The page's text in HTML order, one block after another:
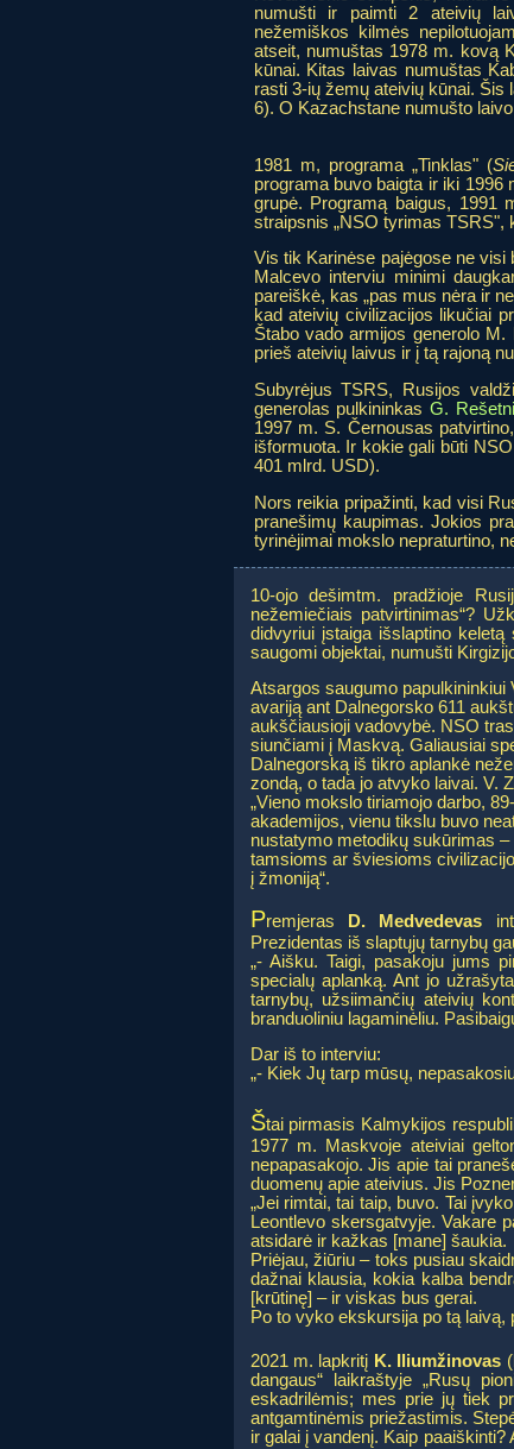
numušti ir paimti 2 ateivių
nežemiškos kilmės
atseit, numuštas 1978 m. kovą
kūnai. Kitas laivas numuštas
rasti 3-ių žemų ateivių kūnai. Šis
6). O Kazachstane numušto
1981 m, programa „Tinklas" (
programa buvo baigta ir iki
grupė. Programą baigus, 1991
straipsnis „NSO tyrimas TSRS",
Vis tik Karinėse pajėgose ne visi
Malcevo interviu minimi
pareiškė, kas „pas mus nėra ir
kad ateivių civilizacijos likučiai
Štabo vado armijos generolo
prieš ateivių laivus ir į tą rajoną
Subyrėjus TSRS, Rusijos
generolas pulkininkasG.
1997 m. S. Černousas
išformuota. Ir kokie gali būti
401 mlrd. USD).
Nors reikia pripažinti, kad visi
pranešimų kaupimas. Jokios
tyrinėjimai mokslo nepraturtino,
10-ojo dešimtm. pradžioje
nežemiečiais patvirtinimas“?
didvyriui įstaiga išslaptino
saugomi objektai, numušti
Atsargos saugumo
avariją ant Dalnegorsko 611
aukščiausioji vadovybė. NSO
siunčiami į Maskvą. Galiausiai
Dalnegorską iš tikro aplankė
zondą, o tada jo atvyko laivai. V.
„Vieno mokslo tiriamojo darbo,
akademijos, vienu tikslu buvo
nustatymo metodikų sukūrimas
tamsioms ar šviesioms
į žmoniją“.
Premjeras D. Medvedevas
Prezidentas iš slaptųjų tarnybų
„- Aišku. Taigi, pasakoju jums
specialų aplanką. Ant jo
tarnybų, užsiimančių ateivių
branduoliniu lagaminėliu.
Dar iš to interviu:
„- Kiek Jų tarp mūsų,
Štai pirmasis Kalmykijos
1977 m. Maskvoje ateiviai
nepapasakojo. Jis apie tai
duomenų apie ateivius. Jis
„Jei rimtai, tai taip, buvo. Tai
Leontlevo skersgatvyje. Vakare
atsidarė ir kažkas [mane] šaukia.
Priėjau, žiūriu – toks pusiau
dažnai klausia, kokia kalba
[krūtinę] – ir viskas bus gerai.
Po to vyko ekskursija po tą laivą,
2021 m. lapkritį K. Iliumžinovas
dangaus“ laikraštyje „Rusų
eskadrilėmis; mes prie jų tiek
antgamtinėmis priežastimis.
ir galai į vandenį. Kaip